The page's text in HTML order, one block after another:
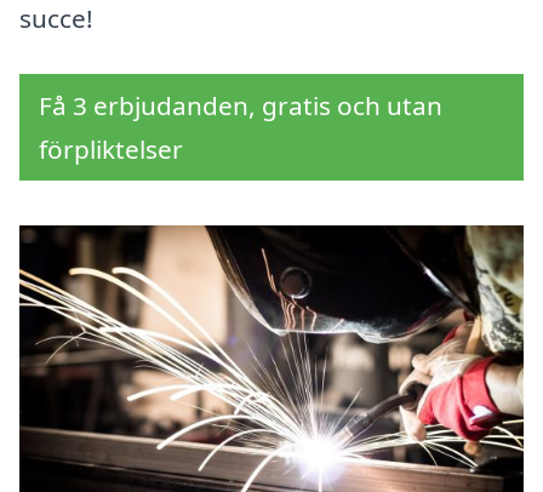
succe!
Få 3 erbjudanden, gratis och utan
förpliktelser